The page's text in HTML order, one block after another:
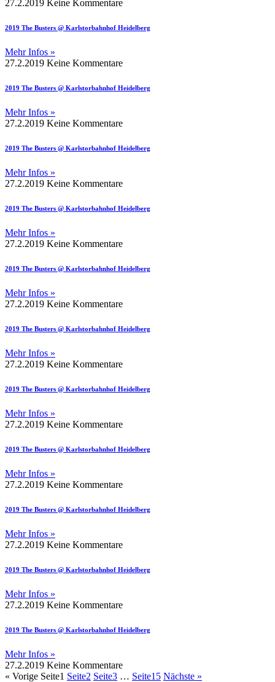
27.2.2019 Keine Kommentare
2019 The Busters @ Karlstorbahnhof Heidelberg
Mehr Infos »
27.2.2019 Keine Kommentare
2019 The Busters @ Karlstorbahnhof Heidelberg
Mehr Infos »
27.2.2019 Keine Kommentare
2019 The Busters @ Karlstorbahnhof Heidelberg
Mehr Infos »
27.2.2019 Keine Kommentare
2019 The Busters @ Karlstorbahnhof Heidelberg
Mehr Infos »
27.2.2019 Keine Kommentare
2019 The Busters @ Karlstorbahnhof Heidelberg
Mehr Infos »
27.2.2019 Keine Kommentare
2019 The Busters @ Karlstorbahnhof Heidelberg
Mehr Infos »
27.2.2019 Keine Kommentare
2019 The Busters @ Karlstorbahnhof Heidelberg
Mehr Infos »
27.2.2019 Keine Kommentare
2019 The Busters @ Karlstorbahnhof Heidelberg
Mehr Infos »
27.2.2019 Keine Kommentare
2019 The Busters @ Karlstorbahnhof Heidelberg
Mehr Infos »
27.2.2019 Keine Kommentare
2019 The Busters @ Karlstorbahnhof Heidelberg
Mehr Infos »
27.2.2019 Keine Kommentare
2019 The Busters @ Karlstorbahnhof Heidelberg
Mehr Infos »
27.2.2019 Keine Kommentare
« Vorige Seite1 Seite2 Seite3 … Seite15 Nächste »